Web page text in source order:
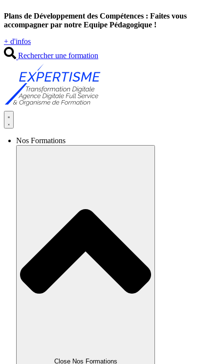
au
contenu
Plans de Développement des Compétences : Faites vous
accompagner par notre Equipe Pédagogique !
+ d'infos
Rechercher une formation
Nos Formations
Close Nos Formations